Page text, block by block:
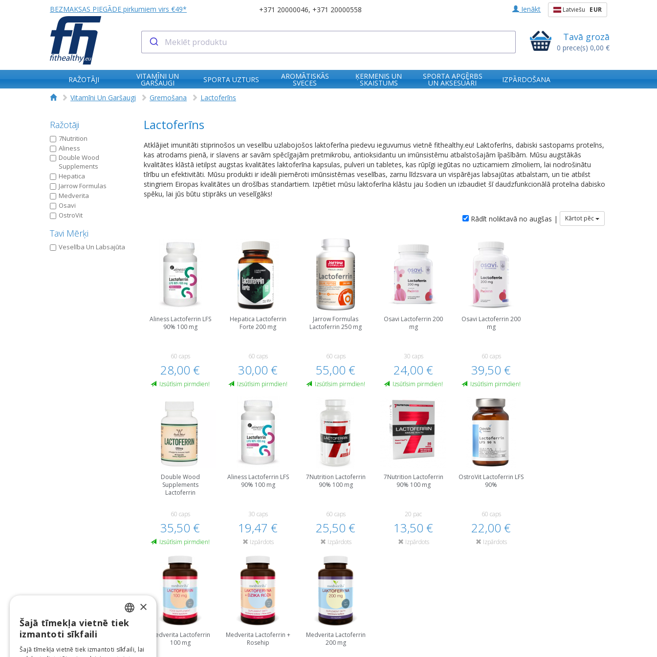
BEZMAKSAS PIEGĀDE pirkumiem virs €49* +371 20000046, +371 20000558 Ienākt Latviešu EUR
Tavā grozā
0 prece(s) 0,00 €
RAŽOTĀJI VITAMĪNI UN
GARŠAUGI SPORTA UZTURS AROMĀTISKĀS
SVECES
ĶERMENIS UN
SKAISTUMS
SPORTA APĢĒRBS
UN AKSESUĀRI
IZPĀRDOŠANA
Vitamīni Un Garšaugi
Gremošana Lactoferīns
Ražotāji
7Nutrition
Aliness
Double Wood
Supplements
Hepatica
Jarrow Formulas
Medverita
Osavi
OstroVit
Tavi Mērķi
Veselība Un Labsajūta
Lactoferīns
Atklājiet imunitāti stiprinošos un veselību uzlabojošos laktoferīna piedevu ieguvumus vietnē fithealthy.eu! Laktoferīns, dabiski sastopams proteīns,
kas atrodams pienā, ir slavens ar savām spēcīgajām pretmikrobu, antioksidantu un imūnsistēmu atbalstošajām īpašībām. Mūsu augstākās
kvalitātes klāstā ietilpst augstas kvalitātes laktoferīna kapsulas, pulveri un tabletes, kas rūpīgi iegūtas no uzticamiem zīmoliem, lai nodrošinātu
tīrību un efektivitāti. Mūsu produkti ir ideāli piemēroti imūnsistēmas veselības, zarnu līdzsvara un vispārējas labsajūtas atbalstam, un tie atbilst
stingriem Eiropas kvalitātes un drošības standartiem. Izpētiet mūsu laktoferīna klāstu jau šodien un izbaudiet šī daudzfunkcionālā proteīna dabisko
spēku, lai jūs būtu stiprāks un veselīgāks!
Rādīt noliktavā no augšas | Kārtot pēc
Aliness Lactoferrin LFS
90% 100 mg
60 caps
28,00 €
Izsūtīsim pirmdien!
Hepatica Lactoferrin
Forte 200 mg
60 caps
30,00 €
Izsūtīsim pirmdien!
Jarrow Formulas
Lactoferrin 250 mg
60 caps
55,00 €
Izsūtīsim pirmdien!
Osavi Lactoferrin 200
mg
30 caps
24,00 €
Izsūtīsim pirmdien!
Osavi Lactoferrin 200
mg
60 caps
39,50 €
Izsūtīsim pirmdien!
Double Wood
Supplements
Lactoferrin
60 caps
35,50 €
Izsūtīsim pirmdien!
Aliness Lactoferrin LFS
90% 100 mg
30 caps
19,47 €
Izpārdots
7Nutrition Lactoferrin
90% 100 mg
60 caps
25,50 €
Izpārdots
7Nutrition Lactoferrin
90% 100 mg
20 pac
13,50 €
Izpārdots
OstroVit Lactoferrin LFS
90%
60 caps
22,00 €
Izpārdots
Medverita Lactoferrin
100 mg
Medverita Lactoferrin +
Rosehip
Medverita Lactoferrin
200 mg
LATVIAN
×
Šajā tīmekļa vietnē tiek
izmantoti sīkfaili
Šajā tīmekļa vietnē tiek izmantoti sīkfaili, lai